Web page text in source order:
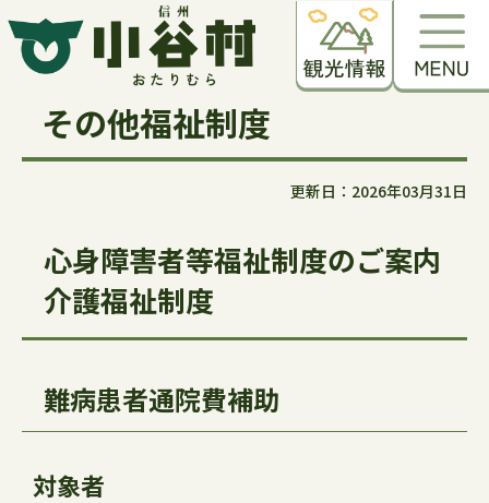
その他福祉制度
更新日：2026年03月31日
心身障害者等福祉制度のご案内
介護福祉制度
難病患者通院費補助
対象者